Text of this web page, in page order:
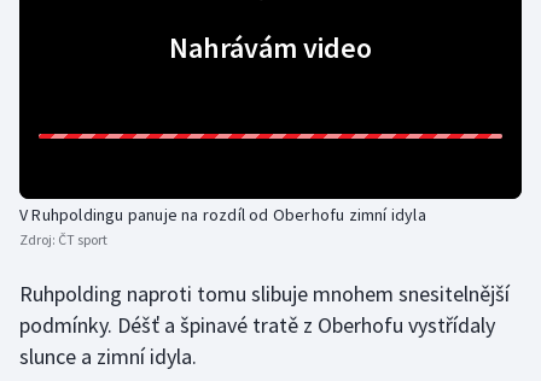
Ragby
Rychlostní kanoistika
Nahrávám video
V Ruhpoldingu panuje na rozdíl od Oberhofu zimní idyla
Zdroj: ČT sport
Ruhpolding naproti tomu slibuje mnohem snesitelnější
podmínky. Déšť a špinavé tratě z Oberhofu vystřídaly
slunce a zimní idyla.